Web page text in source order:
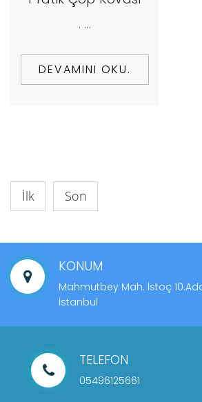
. ...
DEVAMINI OKU.
İlk Son
KONUM
Mahmutbey Mah. İstoç
İstanbul
TELEFON
05496125661